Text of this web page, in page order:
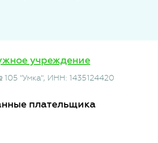
учреждение
105 "Умка", ИНН: 1435124420
плательщика